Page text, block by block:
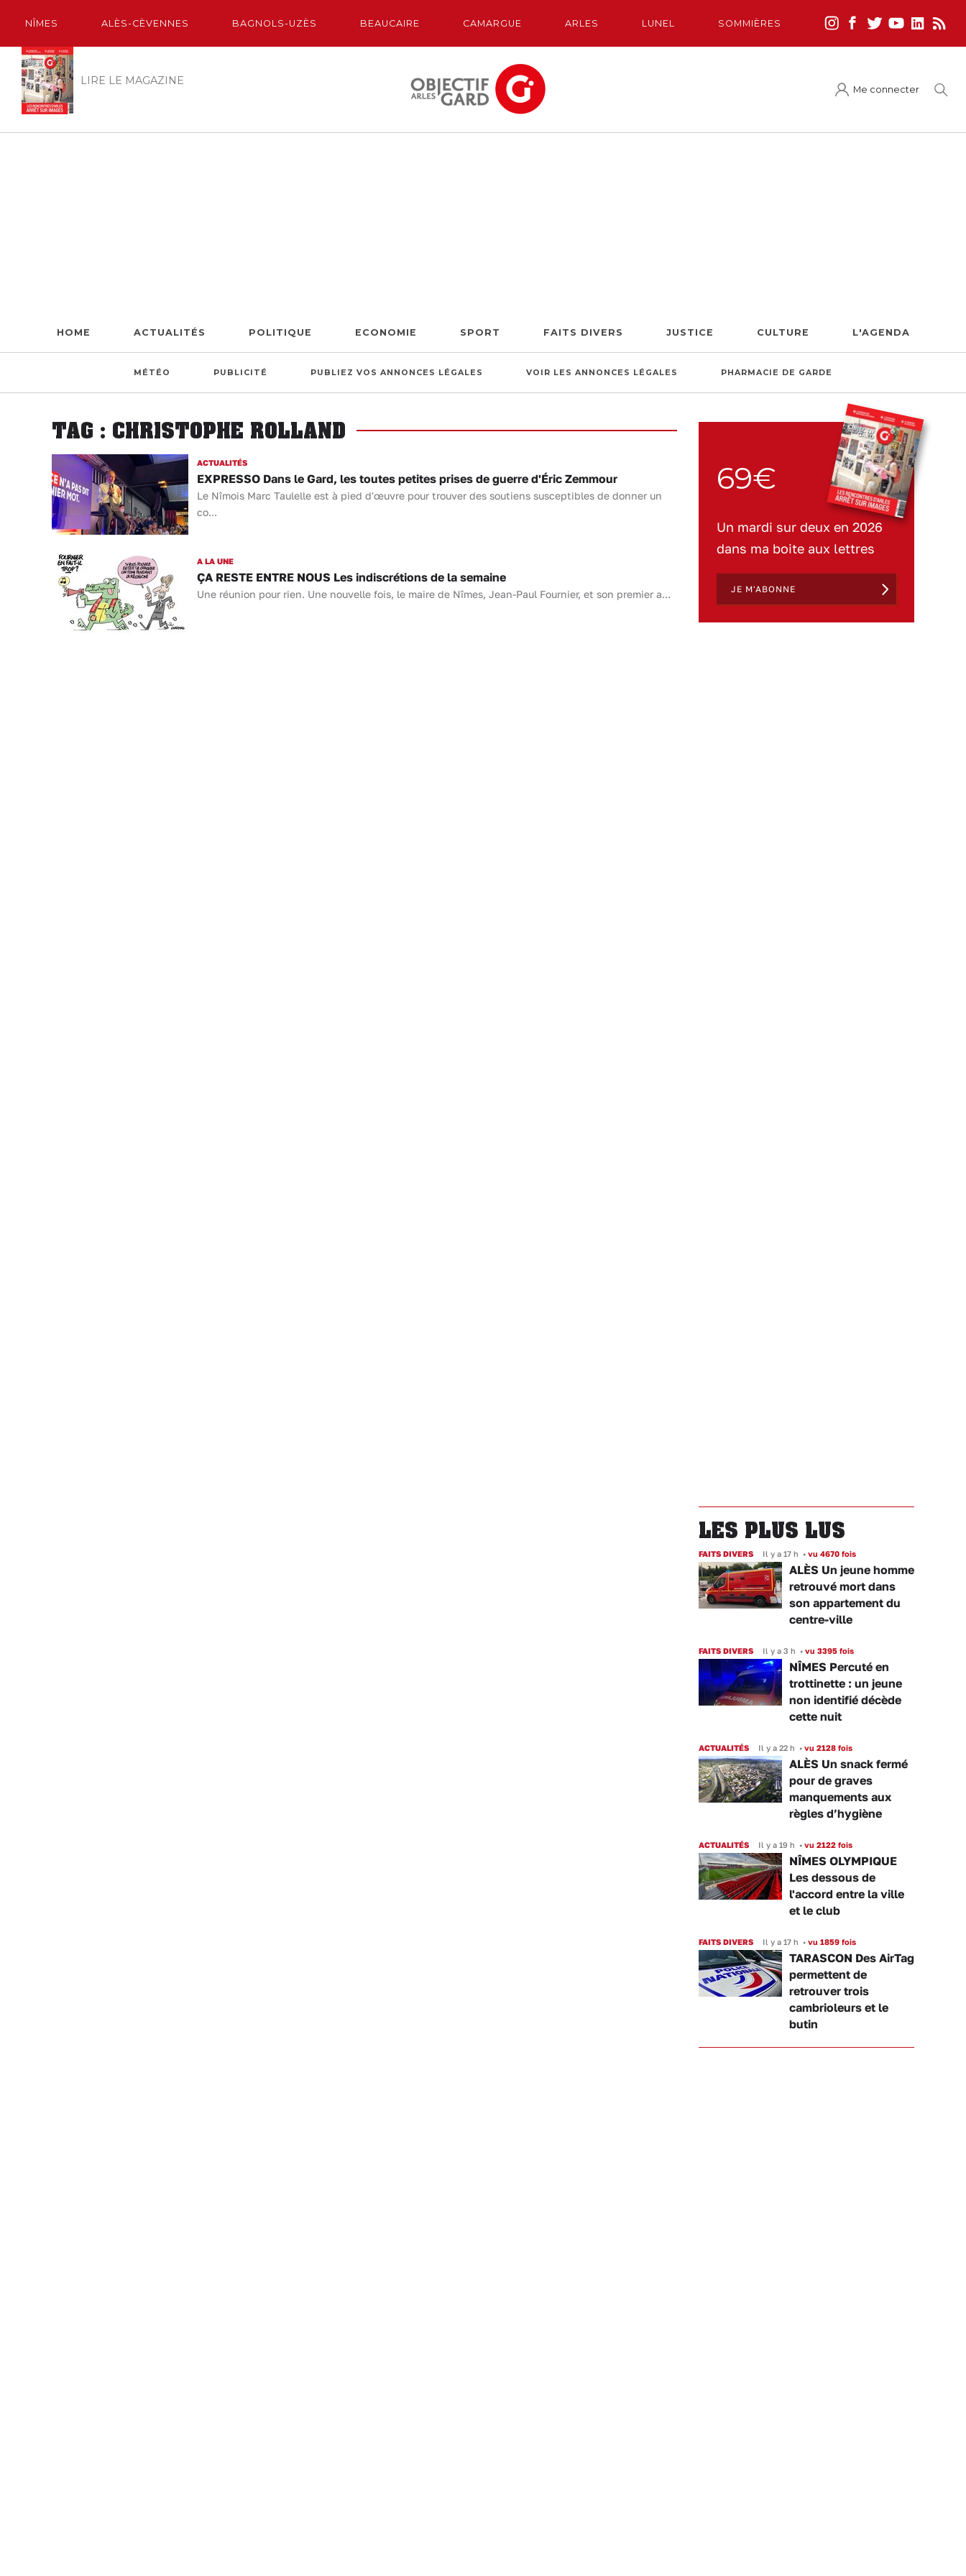
NÎMES ALÈS-CÈVENNES BAGNOLS-UZÈS BEAUCAIRE CAMARGUE ARLES LUNEL SOMMIÈRES
LIRE LE MAGAZINE
Me connecter
HOME ACTUALITÉS POLITIQUE ECONOMIE SPORT FAITS DIVERS JUSTICE CULTURE L'AGENDA
MÉTÉO PUBLICITÉ PUBLIEZ VOS ANNONCES LÉGALES VOIR LES ANNONCES LÉGALES PHARMACIE DE GARDE
TAG : CHRISTOPHE ROLLAND
ACTUALITÉS
EXPRESSO Dans le Gard, les toutes petites prises de guerre d'Éric Zemmour
Le Nîmois Marc Taulelle est à pied d'œuvre pour trouver des soutiens susceptibles de donner un
co...
A LA UNE
ÇA RESTE ENTRE NOUS Les indiscrétions de la semaine
Une réunion pour rien. Une nouvelle fois, le maire de Nîmes, Jean-Paul Fournier, et son premier a...
69€
Un mardi sur deux en 2026
dans ma boite aux lettres
JE M'ABONNE
LES PLUS LUS
FAITS DIVERS Il y a 17 h • vu 4670 fois
ALÈS Un jeune homme
retrouvé mort dans
son appartement du
centre-ville
FAITS DIVERS Il y a 3 h • vu 3395 fois
NÎMES Percuté en
trottinette : un jeune
non identifié décède
cette nuit
ACTUALITÉS Il y a 22 h • vu 2128 fois
ALÈS Un snack fermé
pour de graves
manquements aux
règles d’hygiène
ACTUALITÉS Il y a 19 h • vu 2122 fois
NÎMES OLYMPIQUE
Les dessous de
l'accord entre la ville
et le club
FAITS DIVERS Il y a 17 h • vu 1859 fois
TARASCON Des AirTag
permettent de
retrouver trois
cambrioleurs et le
butin